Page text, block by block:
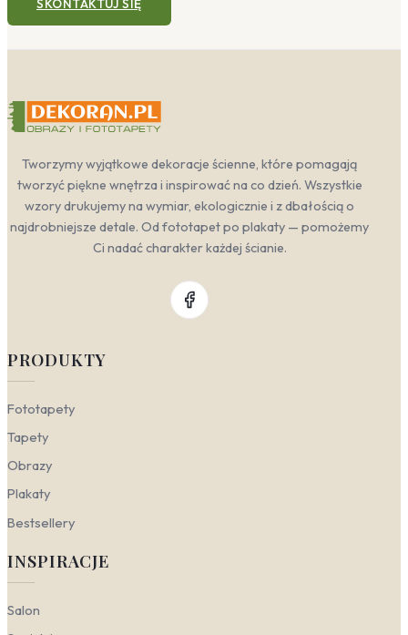
SKONTAKTUJ SIĘ
Tworzymy wyjątkowe dekoracje ścienne, które pomagają
tworzyć piękne wnętrza i inspirować na co dzień. Wszystkie
wzory drukujemy na wymiar, ekologicznie i z dbałością o
najdrobniejsze detale. Od fototapet po plakaty — pomożemy
Ci nadać charakter każdej ścianie.
PRODUKTY
Fototapety
Tapety
Obrazy
Plakaty
Bestsellery
INSPIRACJE
Salon